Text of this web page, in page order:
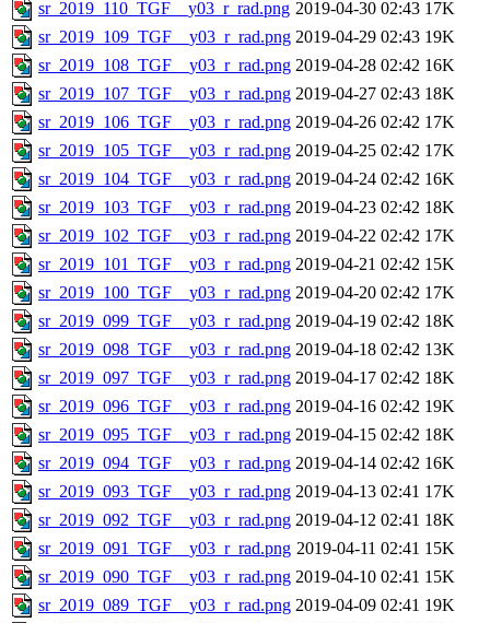
sr_2019_110_TGF__y03_r_rad.png 2019-04-30 02:43 17K
sr_2019_109_TGF__y03_r_rad.png 2019-04-29 02:43 19K
sr_2019_108_TGF__y03_r_rad.png 2019-04-28 02:42 16K
sr_2019_107_TGF__y03_r_rad.png 2019-04-27 02:43 18K
sr_2019_106_TGF__y03_r_rad.png 2019-04-26 02:42 17K
sr_2019_105_TGF__y03_r_rad.png 2019-04-25 02:42 17K
sr_2019_104_TGF__y03_r_rad.png 2019-04-24 02:42 16K
sr_2019_103_TGF__y03_r_rad.png 2019-04-23 02:42 18K
sr_2019_102_TGF__y03_r_rad.png 2019-04-22 02:42 17K
sr_2019_101_TGF__y03_r_rad.png 2019-04-21 02:42 15K
sr_2019_100_TGF__y03_r_rad.png 2019-04-20 02:42 17K
sr_2019_099_TGF__y03_r_rad.png 2019-04-19 02:42 18K
sr_2019_098_TGF__y03_r_rad.png 2019-04-18 02:42 13K
sr_2019_097_TGF__y03_r_rad.png 2019-04-17 02:42 18K
sr_2019_096_TGF__y03_r_rad.png 2019-04-16 02:42 19K
sr_2019_095_TGF__y03_r_rad.png 2019-04-15 02:42 18K
sr_2019_094_TGF__y03_r_rad.png 2019-04-14 02:42 16K
sr_2019_093_TGF__y03_r_rad.png 2019-04-13 02:41 17K
sr_2019_092_TGF__y03_r_rad.png 2019-04-12 02:41 18K
sr_2019_091_TGF__y03_r_rad.png 2019-04-11 02:41 15K
sr_2019_090_TGF__y03_r_rad.png 2019-04-10 02:41 15K
sr_2019_089_TGF__y03_r_rad.png 2019-04-09 02:41 19K